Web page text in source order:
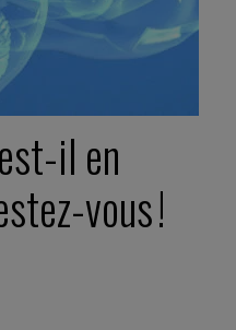
il en
vous !